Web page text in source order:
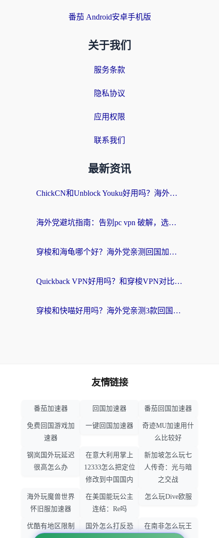
番茄 Android安卓手机版
关于我们
服务条款
隐私协议
应用权限
联系我们
最新资讯
ChickCN和Unblock Youku好用吗？海外党亲测3款回国加速器，附iOS免费选择指南
海外党避坑指南：告别pc vpn 破解，选对回国加速器轻松访问国内资源
穿梭和海龟哪个好？海外党亲测回国加速器，附电脑免费VPN推荐
Quickback VPN好用吗？和穿梭VPN对比哪个回国效果更好？海外党必看的真实测评与选择指南
穿梭和快喵好用吗？海外党亲测3款回国加速器，附日本回国VPN避坑指南
友情链接
番茄加速器 回国加速器 番茄回国加速器
免费回国游戏加
速器
一键回国加速器
奇迹MU加速用什
么比较好
钢岚国外玩延迟
很高怎么办
在意大利用掌上
12333怎么把定位
修改到中国国内
新加坡怎么玩七
人传奇：光与暗
之交战
海外玩魔兽世界
怀旧服加速器
在美国能玩公主
连结：Re吗
怎么玩Dive欧服
优酷有地区限制
国外怎么打反恐
在南非怎么玩王